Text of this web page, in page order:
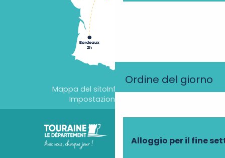
Ordine del giorno
Alloggio per il fine
Mappa del sitoInformazioni legali
Impostazioni dei cookie